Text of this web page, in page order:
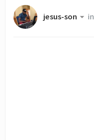
jesus-son in